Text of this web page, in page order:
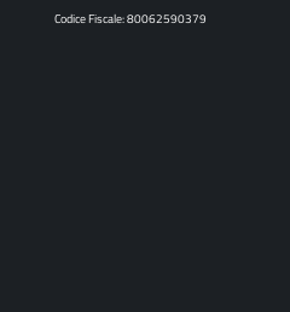
Codice Fiscale: 80062590379